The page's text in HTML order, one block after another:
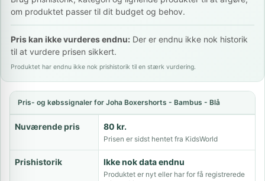
om produktet passer til dit budget og behov.
Pris kan ikke vurderes endnu: Der er endnu ikke nok historik
til at vurdere prisen sikkert.
Produktet har endnu ikke nok prishistorik til en stærk vurdering.
Pris- og købssignaler for Joha Boxershorts - Bambus - Blå
Nuværende pris 80 kr.
Prisen er sidst hentet fra KidsWorld
Prishistorik Ikke nok data endnu
Produktet er nyt eller har for få registrerede